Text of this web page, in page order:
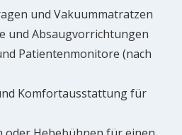
und Vakuummatratzen
und Absaugvorrichtungen
Patientenmonitore (nach
Komfortausstattung für